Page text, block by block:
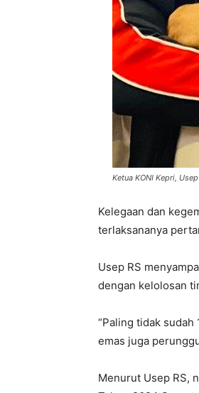
Ketua KONI Kepri, Usep
Kelegaan dan
terlaksananya
Usep RS
dengan kelolosan
“Paling tidak
emas juga
Menurut Usep RS,